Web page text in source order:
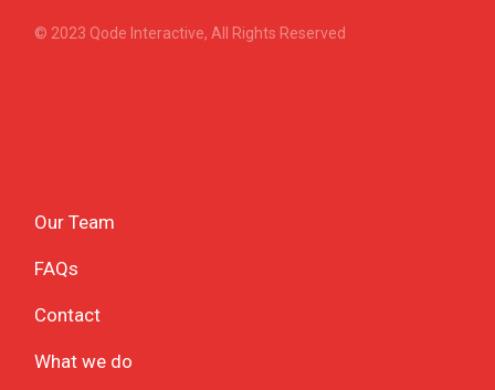
© 2023 Qode Interactive, All Rights Reserved
Our Team
FAQs
Contact
What we do